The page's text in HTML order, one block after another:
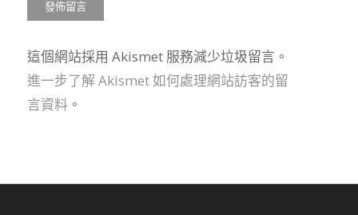
這個網站採用 Akismet 服務減少垃圾留言。
進一步了解 Akismet 如何處理網站訪客的留
言資料。